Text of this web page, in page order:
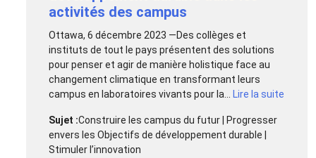
activités des campus
Ottawa, 6 décembre 2023 —Des collèges et
instituts de tout le pays présentent des solutions
pour penser et agir de manière holistique face au
changement climatique en transformant leurs
campus en laboratoires vivants pour la...
Lire la suite
Sujet :Construire les campus du futur | Progresser
envers les Objectifs de développement durable |
Stimuler l’innovation